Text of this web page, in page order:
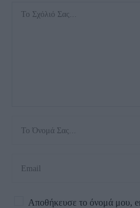
Αποθήκευσε το όνομά μου,